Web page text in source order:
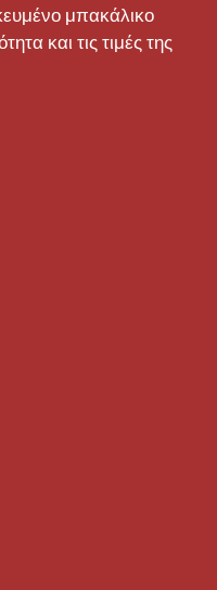
μπακάλικο
και τις τιμές της